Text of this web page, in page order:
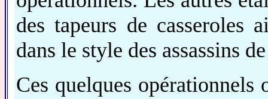
des tapeurs de casseroles
dans le style des assassins
Ces quelques opérationnels